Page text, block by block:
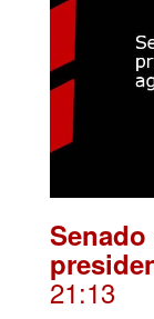
21:13